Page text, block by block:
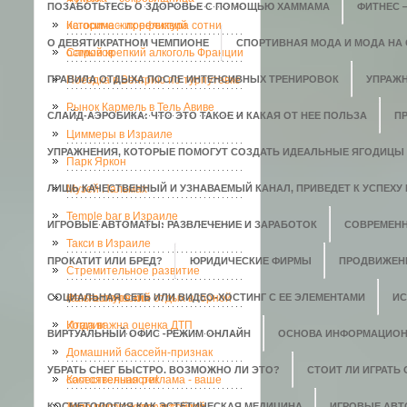
ПОЗАБОТЬТЕСЬ О ЗДОРОВЬЕ С ПОМОЩЬЮ ХАММАМА ФИТНЕС
О ДЕВЯТИКРАТНОМ ЧЕМПИОНЕ СПОРТИВНАЯ МОДА И МОДА НА
ПРАВИЛА ОТДЫХА ПОСЛЕ ИНТЕНСИВНЫХ ТРЕНИРОВОК
СЛАЙД-АЭРОБИКА: ЧТО ЭТО ТАКОЕ И КАКАЯ ОТ НЕЕ ПОЛЬЗА
УПРАЖНЕНИЯ, КОТОРЫЕ ПОМОГУТ СОЗДАТЬ ИДЕАЛЬНЫЕ ЯГОДИЦЫ
ЛИШЬ КАЧЕСТВЕННЫЙ И УЗНАВАЕМЫЙ КАНАЛ, ПРИВЕДЕТ К УСПЕХУ
ИГРОВЫЕ АВТОМАТЫ: РАЗВЛЕЧЕНИЕ И ЗАРАБОТОК
ПРОКАТИТ ИЛИ БРЕД? ЮРИДИЧЕСКИЕ ФИРМЫ
СОЦИАЛЬНАЯ СЕТЬ ИЛИ ВИДЕО-ХОСТИНГ С ЕЕ ЭЛЕМЕНТАМИ
ВИРТУАЛЬНЫЙ ОФИС -РЕЖИМ ОНЛАЙН ОСНОВА
УБРАТЬ СНЕГ БЫСТРО. ВОЗМОЖНО ЛИ ЭТО? СТОИТ ЛИ ИГРАТЬ
исторических реликвий
Кагосима – префектура сотни
островов
Самый крепкий алкоголь Франции
Поездка в Венгрию по турпутевке
Рынок Кармель в Тель Авиве
Циммеры в Израиле
Парк Яркон
Музей Пальмах
Temple bar в Израиле
Такси в Израиле
Стремительное развитие
кальянокурения
Фантастический отдых в горной
Италии
Когда важна оценка ДТП
Домашний бассейн-признак
состоятельности!
Качественная реклама - ваше